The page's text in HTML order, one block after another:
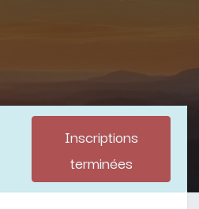
Inscriptions
terminées